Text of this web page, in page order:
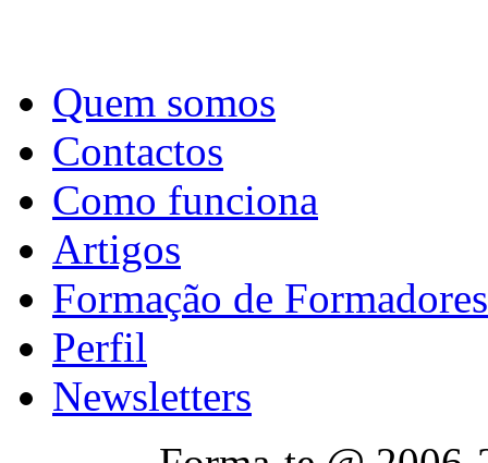
Quem somos
Contactos
Como funciona
Artigos
Formação de Formadores
Perfil
Newsletters